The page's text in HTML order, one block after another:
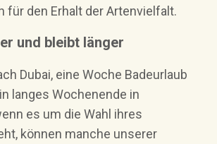
für den Erhalt der Artenvielfalt.
und bleibt länger
Dubai, eine Woche Badeurlaub
langes Wochenende in
es um die Wahl ihres
können manche unserer